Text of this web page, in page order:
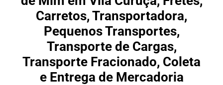
Carretos, Transportadora,
Pequenos Transportes,
Transporte de Cargas,
Transporte Fracionado, Coleta
e Entrega de Mercadoria